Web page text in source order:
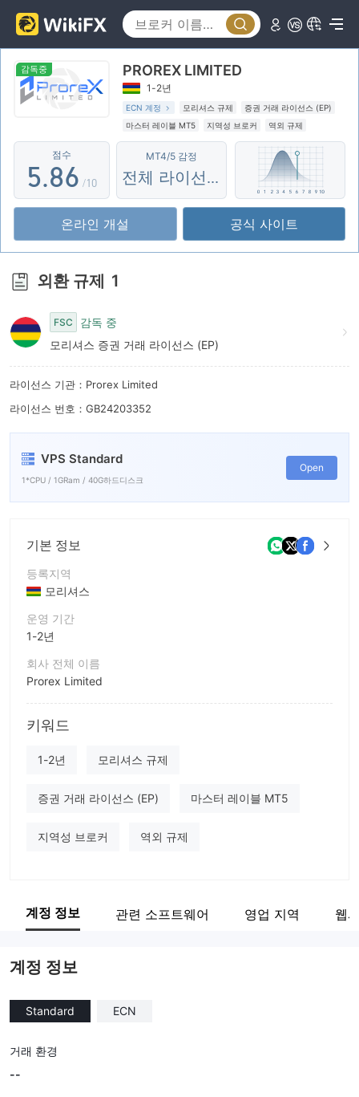
감독중 PROREX LIMITED
1-2년
ECN 계정 모리셔스 규제
증권 거래 라이선스 (EP)
마스터 레이블 MT5
지역성 브로커 역외 규제
점수
0
1
2
4
5
6
7
8
.
3
4
5
7
8
9
1
2
3
5
6
7
8
9
/10
MT4/5 감정
전체 라이선스
온라인 개설 공식 사이트
외환 규제 1
FSC
감독 중
모리셔스 증권 거래 라이선스 (EP)
라이선스 기관：Prorex Limited
라이선스 번호：GB24203352
VPS Standard
1*CPU / 1GRam / 40G하드디스크
Open
기본 정보
등록지역
모리셔스
운영 기간
1-2년
회사 전체 이름
Prorex Limited
회사 약칭
PROREX LIMITED
기업 직원
키워드
1-2년 모리셔스 규제
증권 거래 라이선스 (EP) 마스터 레이블 MT5
지역성 브로커 역외 규제
계정 정보 관련 소프트웨어 영업 지역 웹
계정 정보
Standard ECN
거래 환경
--